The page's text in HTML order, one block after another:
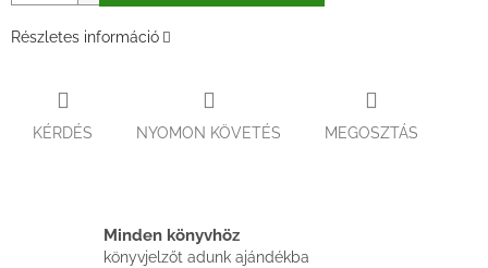
Részletes információ
KÉRDÉS NYOMON KÖVETÉS MEGOSZTÁS
Minden könyvhöz
könyvjelzőt adunk ajándékba